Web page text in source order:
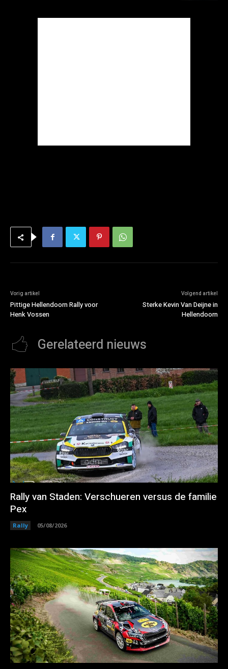
Vorig artikel
Pittige Hellendoorn Rally voor
Henk Vossen
Volgend artikel
Sterke Kevin Van Deijne in
Hellendoorn
Gerelateerd nieuws
Rally van Staden: Verschueren versus de familie
Pex
Rally 05/08/2026